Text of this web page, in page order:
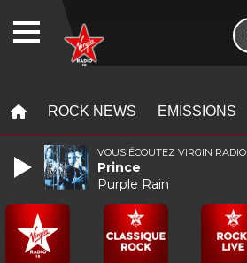
ROCK NEWS EMISSIONS
VOUS ÉCOUTEZ VIRGIN RADIO
Prince
Purple Rain
WEBRADIO